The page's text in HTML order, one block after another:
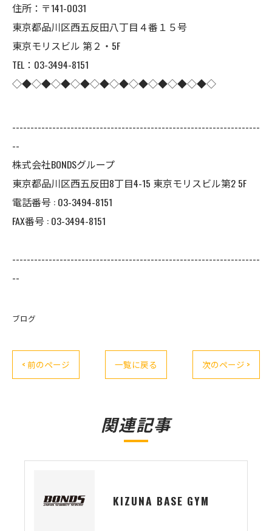
住所：〒141-0031
東京都品川区西五反田八丁目４番１５号
東京モリスビル 第２・5F
TEL：03-3494-8151
◇◆◇◆◇◆◇◆◇◆◇◆◇◆◇◆◇◆◇◆◇
--------------------------------------------------------------------
--
株式会社BONDSグループ
東京都品川区西五反田8丁目4-15 東京モリスビル第2 5F
電話番号 : 03-3494-8151
FAX番号 : 03-3494-8151
--------------------------------------------------------------------
--
ブログ
< 前のページ 一覧に戻る 次のページ >
関連記事
KIZUNA BASE GYM